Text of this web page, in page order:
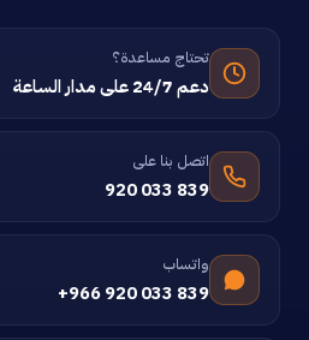
تحتاج مساعدة؟
دعم 24/7 على مدار الساعة
اتصل بنا على
920 033 839
واتساب
+966 920 033 839